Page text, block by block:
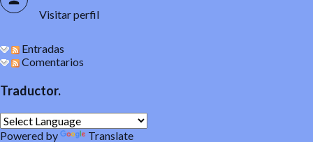
Visitar perfil
Entradas
Comentarios
Traductor.
Powered by Translate